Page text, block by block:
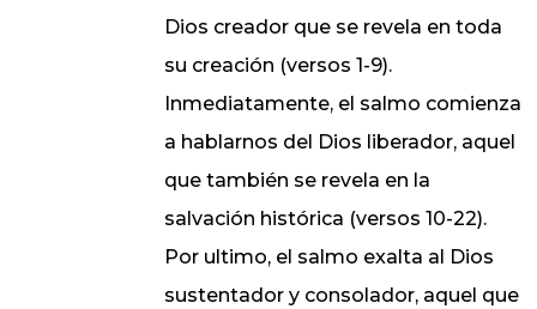
Dios creador que se revela en toda
su creación (versos 1-9).
Inmediatamente, el salmo comienza
a hablarnos del Dios liberador, aquel
que también se revela en la
salvación histórica (versos 10-22).
Por ultimo, el salmo exalta al Dios
sustentador y consolador, aquel que